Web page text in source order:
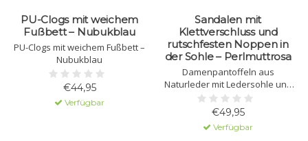
PU-Clogs mit weichem
Fußbett – Nubukblau
PU-Clogs mit weichem Fußbett –
Nubukblau
€44,95
Verfügbar
Sandalen mit
Klettverschluss und
rutschfesten Noppen in
der Sohle – Perlmuttrosa
Damenpantoffeln aus
Naturleder mit Ledersohle und
integriertem Massagegel. Die
Sohle besteht aus Polyurethan
mit rutschfestem Profil. Der
Klettverschluss am Obermaterial
€49,95
Verfügbar